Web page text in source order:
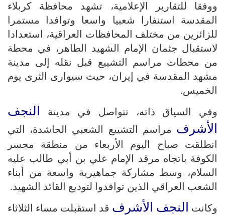
ووفقا للتقارير الإعلامية، تشهد محافظة كربلاء
المقدسة استنفارا شعبيا واسعا وتوافدا مستمرا
للزائرين من مختلف المحافظات العراقية، استعدادا
لاستقبال جثمان الإمام الشهيد الطاهر، في محطة
من محطات مراسم التشييع قبل نقله إلى مدينة
مشهد المقدسة في إيران، حيث سيوارى الثرى يوم
الخميس.
وفي السياق ذاته، تتواصل في مدينة
النجف
الأشرف مراسم التشييع الشعبي الحاشدة، التي
انطلقت صباح اليوم الأربعاء من منطقة مجسر
الكوفة باتجاه مرقد الإمام علي بن أبي طالب عليه
السلام، وسط مشاركة جماهيرية واسعة من أبناء
الشعب العراقي الذين توافدوا لتوديع القائد الشهيد.
وكانت
النجف الأشرف قد استقبلت مساء الثلاثاء